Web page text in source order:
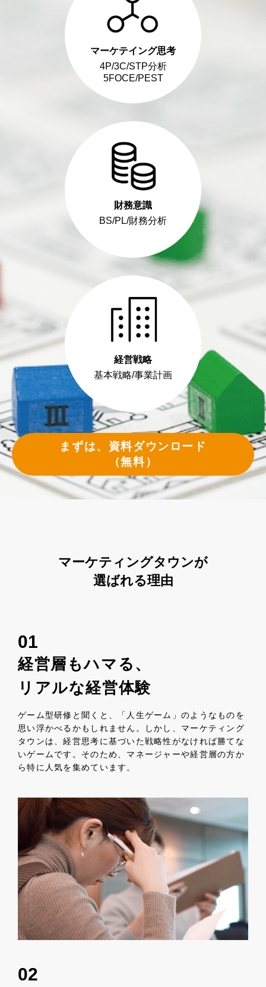
マーケテイング思考
4P/3C/STP分析
5FOCE/PEST
財務意識
BS/PL/財務分析
経営戦略
基本戦略/事業計画
まずは、資料ダウンロード
（無料）
マーケティングタウンが
選ばれる理由
01
経営層もハマる、
リアルな経営体験
ゲーム型研修と聞くと、「人生ゲーム」のようなものを
思い浮かべるかもしれません。しかし、マーケティング
タウンは、経営思考に基づいた戦略性がなければ勝てな
いゲームです。そのため、マネージャーや経営層の方か
ら特に人気を集めています。
02